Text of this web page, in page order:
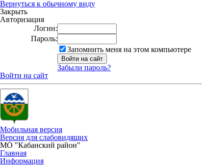
Вернуться к обычному виду
Закрыть
Авторизация
Логин:
Пароль:
Запомнить меня на этом компьютере
Забыли пароль?
Войти на сайт
Мобильная версия
Версия для слабовидящих
МО "Кабанский район"
Главная
Информация